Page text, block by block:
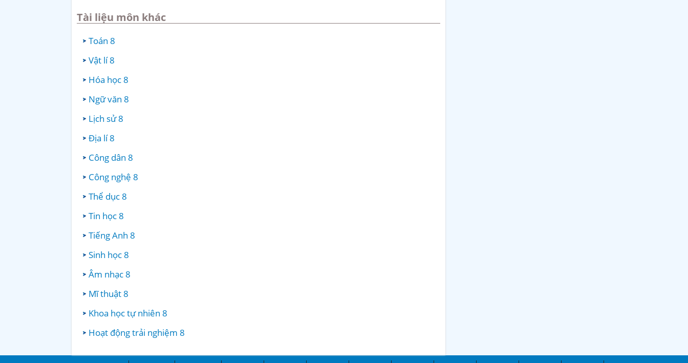
Tài liệu môn khác
Toán 8
Vật lí 8
Hóa học 8
Ngữ văn 8
Lịch sử 8
Địa lí 8
Công dân 8
Công nghệ 8
Thể dục 8
Tin học 8
Tiếng Anh 8
Sinh học 8
Âm nhạc 8
Mĩ thuật 8
Khoa học tự nhiên 8
Hoạt động trải nghiệm 8